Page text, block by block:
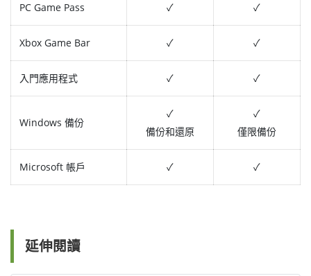
PC Game Pass ✓ ✓
Xbox Game Bar ✓ ✓
入門應用程式 ✓ ✓
Windows 備份
✓
備份和還原
✓
僅限備份
Microsoft 帳戶 ✓ ✓
延伸閱讀